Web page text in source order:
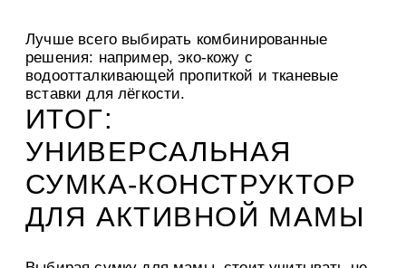
Лучше всего выбирать комбинированные
решения: например, эко-кожу с
водоотталкивающей пропиткой и тканевые
вставки для лёгкости.
ИТОГ:
УНИВЕРСАЛЬНАЯ
СУМКА-КОНСТРУКТОР
ДЛЯ АКТИВНОЙ МАМЫ